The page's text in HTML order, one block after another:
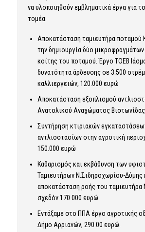
να υλοποιηθούν εμβληματικά έργα για
τομέα.
Αποκατάσταση ταμιευτήρα ποταμού
την δημιουργία δύο
κοίτης του ποταμού. Έργο ΤΟΕΒ
δυνατότητα άρδευσης σε 3.500
καλλιεργειών, 120.000 ευρώ
Αποκατάσταση εξοπλισμού
Ανατολικού Αναχώματος
Συντήρηση κτιριακών
αντλιοστασίων στην αγροτική
150.000 ευρώ
Kαθαρισμός και εκβάθυνση των
Ταμιευτήρων Ν.Σιδηροχωρίου-Δύμης
αποκατάσταση ροής του ταμιευτήρα
σχεδόν 170.000 ευρώ.
Εντάξαμε στο ΠΠΑ έργο αγροτικής
Δήμο Αρριανών, 290.00 ευρώ.